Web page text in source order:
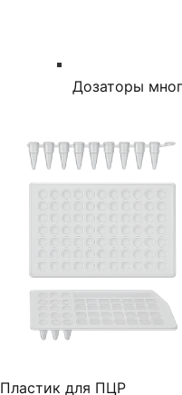
Дозаторы
Пластик для ПЦР